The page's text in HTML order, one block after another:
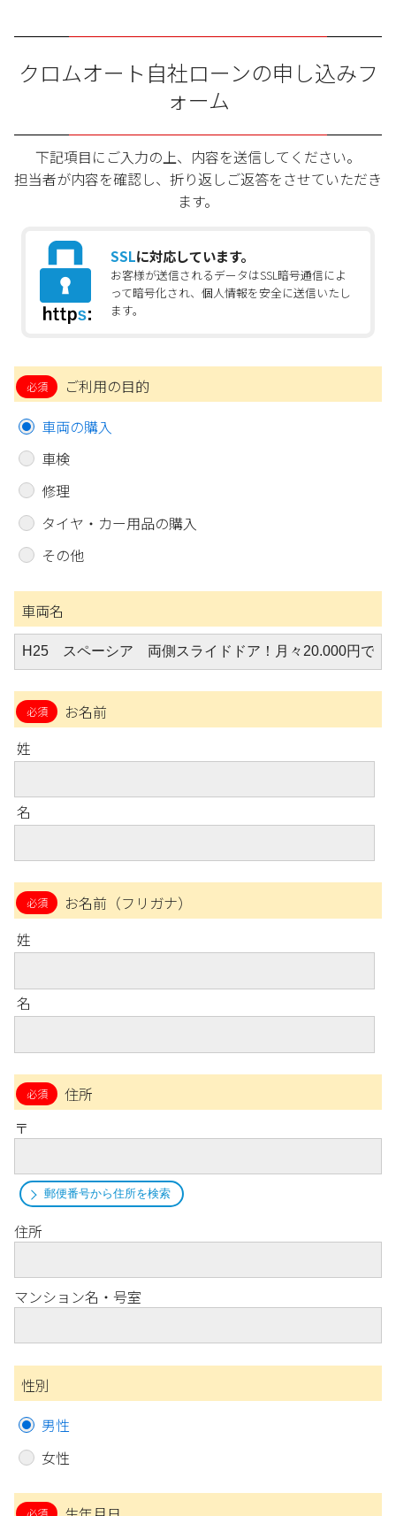
クロムオート自社ローンの申し込みフ
ォーム
下記項目にご入力の上、内容を送信してください。
担当者が内容を確認し、折り返しご返答をさせていただき
ます。
SSLに対応しています。
お客様が送信されるデータはSSL暗号通信によ
って暗号化され、個人情報を安全に送信いたし
ます。
ご利用の目的
車両の購入
車検
修理
タイヤ・カー用品の購入
その他
車両名
お名前
姓
名
お名前（フリガナ）
姓
名
住所
〒
郵便番号から住所を検索
住所
マンション名・号室
性別
男性
女性